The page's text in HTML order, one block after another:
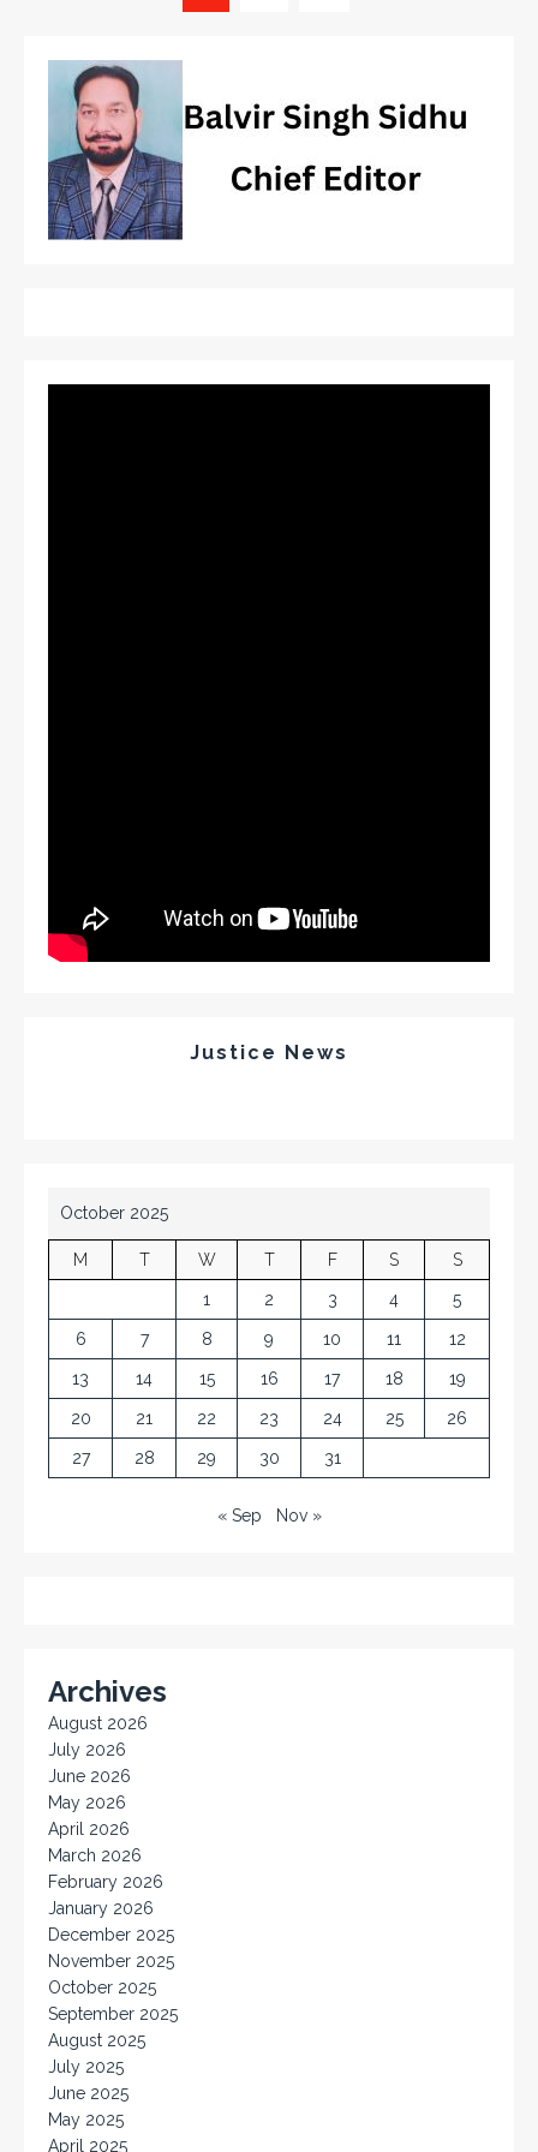
Justice News
October 2025
M T W T F S S
1 2 3 4 5
6 7 8 9 10 11 12
13 14 15 16 17 18 19
20 21 22 23 24 25 26
27 28 29 30 31
« Sep Nov »
Archives
August 2026
July 2026
June 2026
May 2026
April 2026
March 2026
February 2026
January 2026
December 2025
November 2025
October 2025
September 2025
August 2025
July 2025
June 2025
May 2025
April 2025